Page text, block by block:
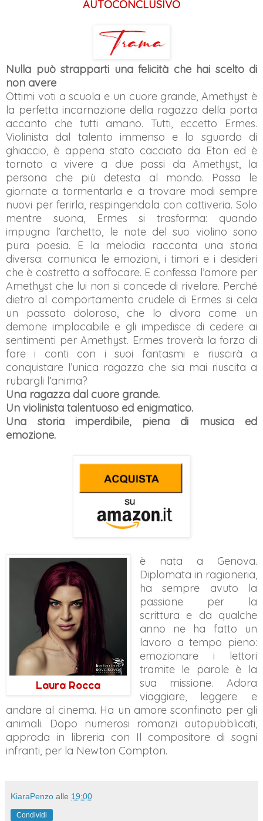
AUTOCONCLUSIVO
Nulla può strapparti una felicità che hai scelto di
non avere
Ottimi voti a scuola e un cuore grande, Amethyst è
la perfetta incarnazione della ragazza della porta
accanto che tutti amano. Tutti, eccetto Ermes.
Violinista dal talento immenso e lo sguardo di
ghiaccio, è appena stato cacciato da Eton ed è
tornato a vivere a due passi da Amethyst, la
persona che più detesta al mondo. Passa le
giornate a tormentarla e a trovare modi sempre
nuovi per ferirla, respingendola con cattiveria. Solo
mentre suona, Ermes si trasforma: quando
impugna l’archetto, le note del suo violino sono
pura poesia. E la melodia racconta una storia
diversa: comunica le emozioni, i timori e i desideri
che è costretto a soffocare. E confessa l’amore per
Amethyst che lui non si concede di rivelare. Perché
dietro al comportamento crudele di Ermes si cela
un passato doloroso, che lo divora come un
demone implacabile e gli impedisce di cedere ai
sentimenti per Amethyst. Ermes troverà la forza di
fare i conti con i suoi fantasmi e riuscirà a
conquistare l’unica ragazza che sia mai riuscita a
rubargli l’anima?
Una ragazza dal cuore grande.
Un violinista talentuoso ed enigmatico.
Una storia imperdibile, piena di musica ed
emozione.
Laura Rocca
è nata a Genova.
Diplomata in ragioneria,
ha sempre avuto la
passione per la
scrittura e da qualche
anno ne ha fatto un
lavoro a tempo pieno:
emozionare i lettori
tramite le parole è la
sua missione. Adora
viaggiare, leggere e
andare al cinema. Ha un amore sconfinato per gli
animali. Dopo numerosi romanzi autopubblicati,
approda in libreria con Il compositore di sogni
infranti, per la Newton Compton.
KiaraPenzo alle 19:00
Condividi